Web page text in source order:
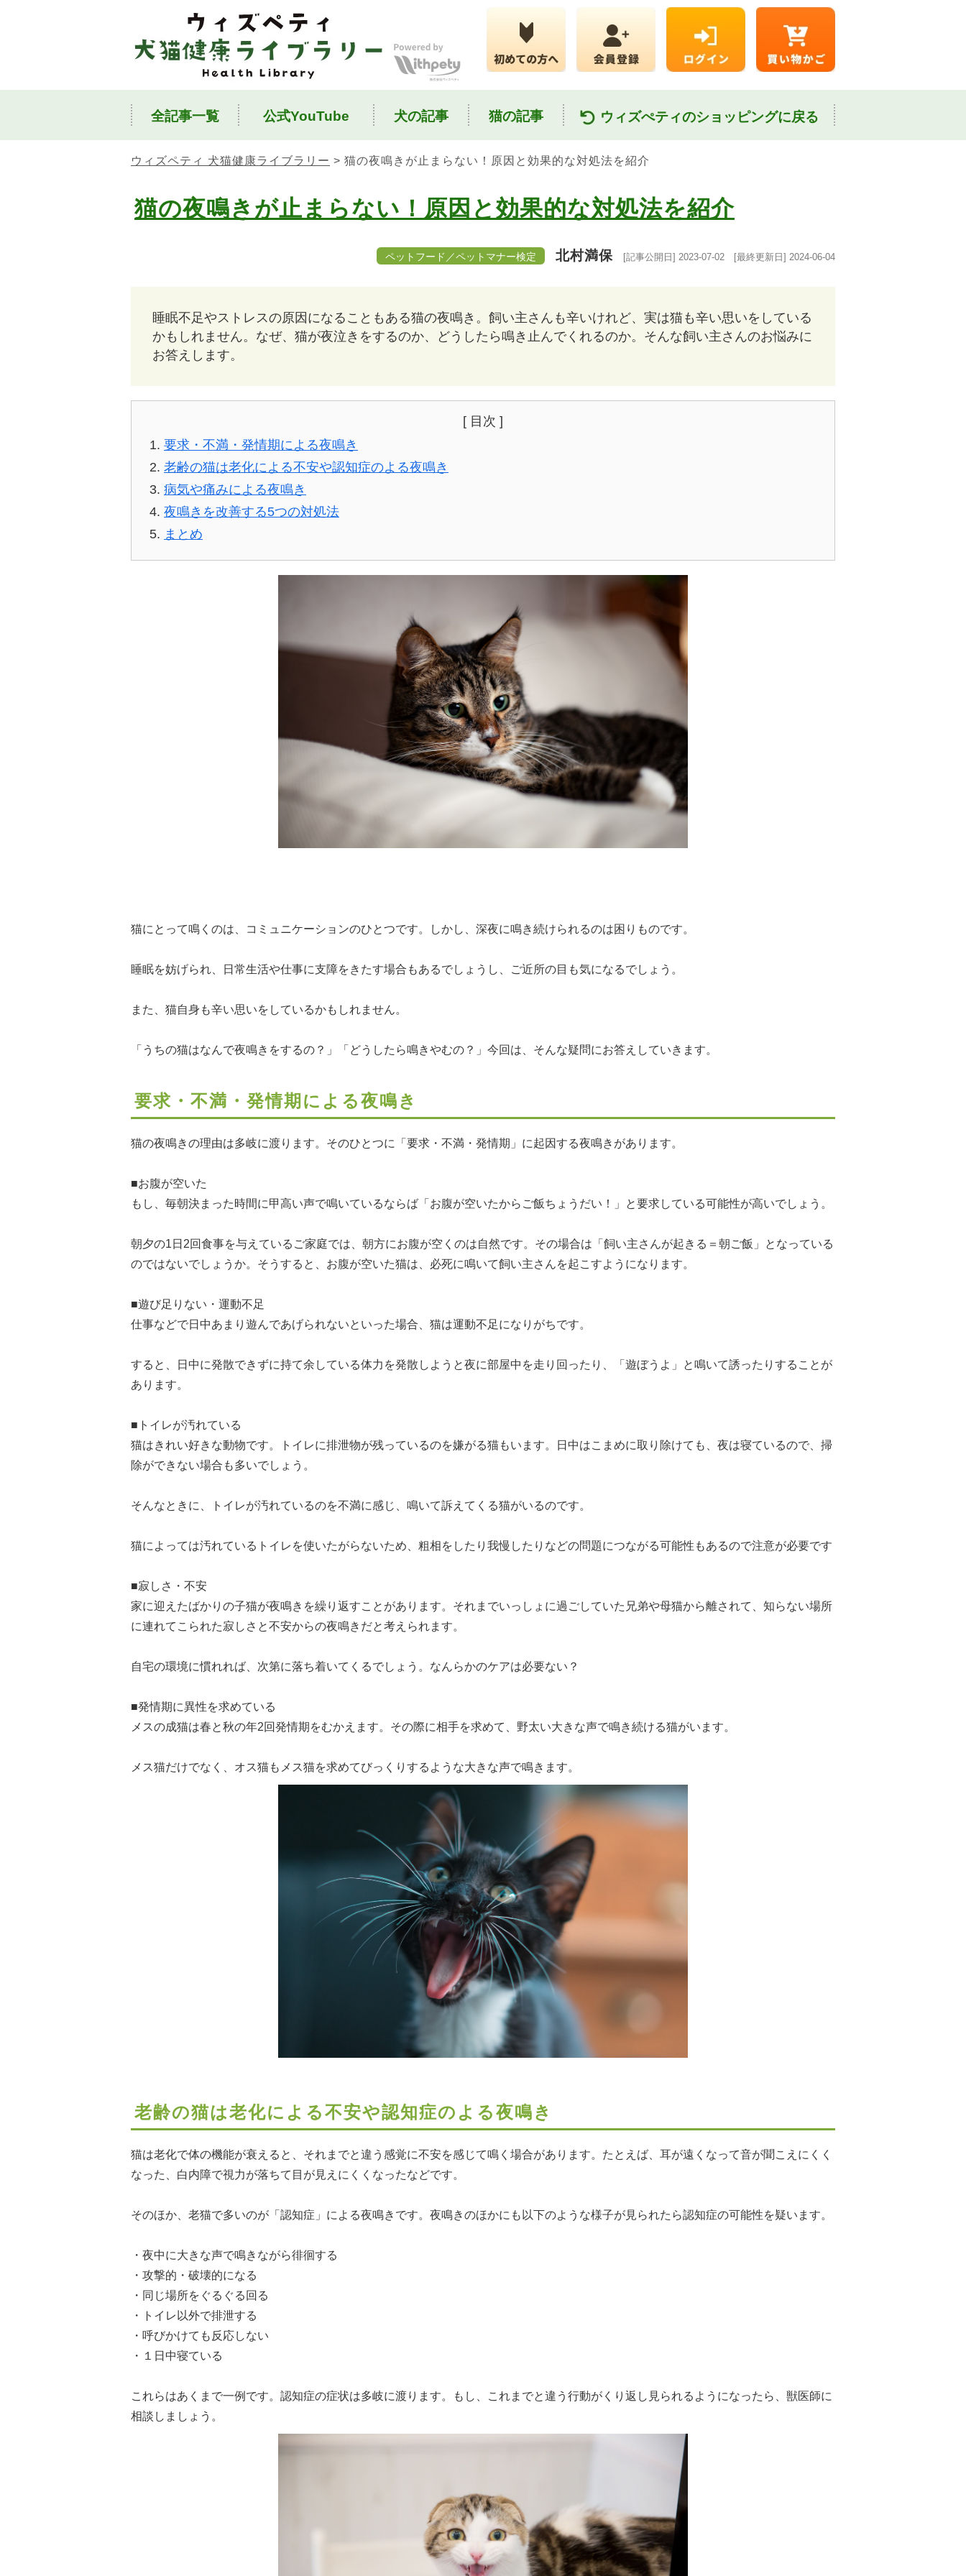
全記事一覧 公式YouTube 犬の記事 猫の記事 ウィズぺティのショッピングに戻る
ウィズペティ 犬猫健康ライブラリー > 猫の夜鳴きが止まらない！原因と効果的な対処法を紹介
猫の夜鳴きが止まらない！原因と効果的な対処法を紹介
ペットフード／ペットマナー検定 北村満保 [記事公開日] 2023-07-02 [最終更新日] 2024-06-04
睡眠不足やストレスの原因になることもある猫の夜鳴き。飼い主さんも辛いけれど、実は猫も辛い思いをしている
かもしれません。なぜ、猫が夜泣きをするのか、どうしたら鳴き止んでくれるのか。そんな飼い主さんのお悩みに
お答えします。
[ 目次 ]
要求・不満・発情期による夜鳴き
老齢の猫は老化による不安や認知症のよる夜鳴き
病気や痛みによる夜鳴き
夜鳴きを改善する5つの対処法
まとめ
猫にとって鳴くのは、コミュニケーションのひとつです。しかし、深夜に鳴き続けられるのは困りものです。
睡眠を妨げられ、日常生活や仕事に支障をきたす場合もあるでしょうし、ご近所の目も気になるでしょう。
また、猫自身も辛い思いをしているかもしれません。
「うちの猫はなんで夜鳴きをするの？」「どうしたら鳴きやむの？」今回は、そんな疑問にお答えしていきます。
要求・不満・発情期による夜鳴き
猫の夜鳴きの理由は多岐に渡ります。そのひとつに「要求・不満・発情期」に起因する夜鳴きがあります。
■お腹が空いた
もし、毎朝決まった時間に甲高い声で鳴いているならば「お腹が空いたからご飯ちょうだい！」と要求している可能性が高いでしょう。
朝夕の1日2回食事を与えているご家庭では、朝方にお腹が空くのは自然です。その場合は「飼い主さんが起きる＝朝ご飯」となっている
のではないでしょうか。そうすると、お腹が空いた猫は、必死に鳴いて飼い主さんを起こすようになります。
■遊び足りない・運動不足
仕事などで日中あまり遊んであげられないといった場合、猫は運動不足になりがちです。
すると、日中に発散できずに持て余している体力を発散しようと夜に部屋中を走り回ったり、「遊ぼうよ」と鳴いて誘ったりすることが
あります。
■トイレが汚れている
猫はきれい好きな動物です。トイレに排泄物が残っているのを嫌がる猫もいます。日中はこまめに取り除けても、夜は寝ているので、掃
除ができない場合も多いでしょう。
そんなときに、トイレが汚れているのを不満に感じ、鳴いて訴えてくる猫がいるのです。
猫によっては汚れているトイレを使いたがらないため、粗相をしたり我慢したりなどの問題につながる可能性もあるので注意が必要です
■寂しさ・不安
家に迎えたばかりの子猫が夜鳴きを繰り返すことがあります。それまでいっしょに過ごしていた兄弟や母猫から離されて、知らない場所
に連れてこられた寂しさと不安からの夜鳴きだと考えられます。
自宅の環境に慣れれば、次第に落ち着いてくるでしょう。なんらかのケアは必要ない？
■発情期に異性を求めている
メスの成猫は春と秋の年2回発情期をむかえます。その際に相手を求めて、野太い大きな声で鳴き続ける猫がいます。
メス猫だけでなく、オス猫もメス猫を求めてびっくりするような大きな声で鳴きます。
老齢の猫は老化による不安や認知症のよる夜鳴き
猫は老化で体の機能が衰えると、それまでと違う感覚に不安を感じて鳴く場合があります。たとえば、耳が遠くなって音が聞こえにくく
なった、白内障で視力が落ちて目が見えにくくなったなどです。
そのほか、老猫で多いのが「認知症」による夜鳴きです。夜鳴きのほかにも以下のような様子が見られたら認知症の可能性を疑います。
・夜中に大きな声で鳴きながら徘徊する
・攻撃的・破壊的になる
・同じ場所をぐるぐる回る
・トイレ以外で排泄する
・呼びかけても反応しない
・１日中寝ている
これらはあくまで一例です。認知症の症状は多岐に渡ります。もし、これまでと違う行動がくり返し見られるようになったら、獣医師に
相談しましょう。